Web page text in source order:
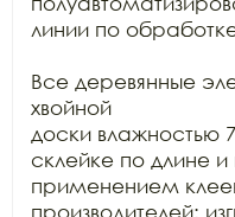
линии по
Все деревянные
хвойной
доски влажностью
склейке по длине
применением
производителей;